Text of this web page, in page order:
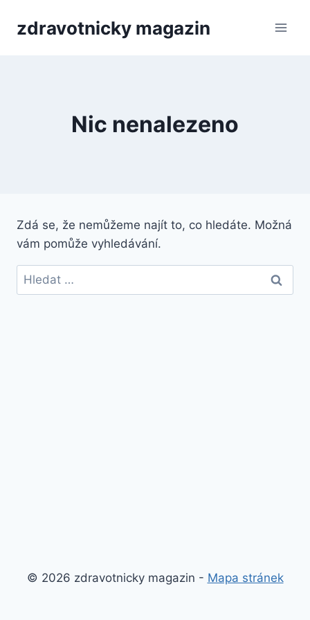
zdravotnicky magazin
Nic nenalezeno
Zdá se, že nemůžeme najít to, co hledáte. Možná
vám pomůže vyhledávání.
Vyhledávání
© 2026 zdravotnicky magazin - Mapa stránek